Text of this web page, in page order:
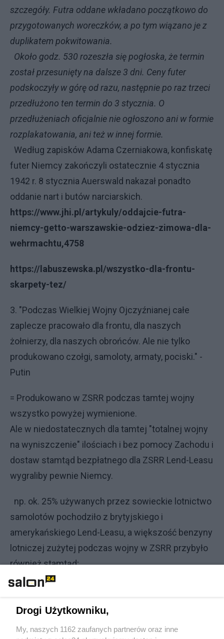
szczegóły. Futra oddane wkładano początkowo do
przygotowanych woreczków, a po tym wiązano je z
duplikatem pokwitowania.
Około godz. 530 rozeszła się pogłoska, że termin
został przesunięty na dalsze 3 dni. Ceny futer
podskoczyły w górę od razu, następnie po raz trzeci
przedłużono ten termin do 3 stycznia. O
przedłużeniach oficjalnie nie ogłoszono ani w formie
rozplakatowania, ani też w innej formie.
Według zapisków Adama Czerniakowa, konfiskatę
futer Niemcy zakończyli ostatecznie 4 stycznia
1942 r. 8 stycznia Auerswald nakazał ponadto
oddanie nart i butów narciarskich.
https://www.jhi.pl/artykuly/oddajcie-futra-
niemcy-getto-warszawskie-odziez-zimowa-dla-
wehrmachtu,4758
https://labuszewska.pl/wszystko-dla-frontu-
skarpety-tez/
3. "Podczas Wielkiej Wojny Ojczyźnianej całe
zaplecze pracowało dla frontu, dla naszych
żołnierzy, dla naszych obrońców. Ale nie tylko
produkowano czołgi, samoloty, armaty, pociski." -
Putin
= Produkowano w ZSRR podczas tamtej wojny
wszystko powyżej wymienione.
Ale w niedostatecznych dla tamtej "totalnej wojny
na wyniszczenie" ilościach i bez pomocy Zachodu i
dostaw stamtąd bezpłatnego dla ZSRR Lend-Leasu
wygraliby pewnie Niemcy.
np. ok. 25% używanych przez sowieckie lotnictwo
samolotów pochodziło z brytyjskiego i
amerykańskiego Lend-Leasu, a większość benzyny
lotniczej zużytej podczas wojny w ZSRR przybyło
również stamtąd;
do ZSRR wysłano 427 tysięcy samochodów. Dla
porównania w czasie wojny (od drugiego półrocza
265,6 tysiąca samochodów.
Drogi Użytkowniku,
My, naszych 1162 zaufanych partnerów oraz inne